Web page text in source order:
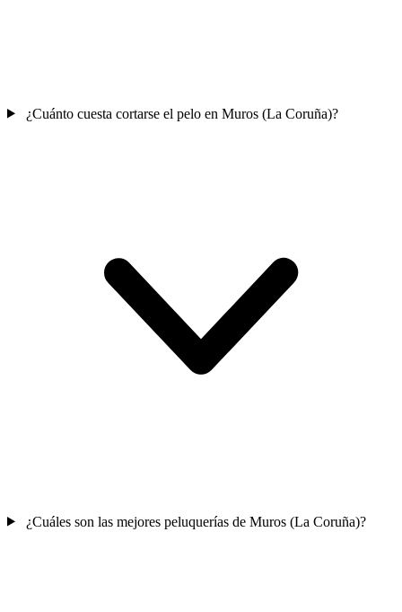
¿Cuánto cuesta cortarse el pelo en Muros (La Coruña)?
¿Cuáles son las mejores peluquerías de Muros (La Coruña)?